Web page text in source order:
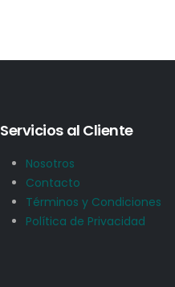
Servicios al Cliente
Nosotros
Contacto
Términos y Condiciones
Política de Privacidad